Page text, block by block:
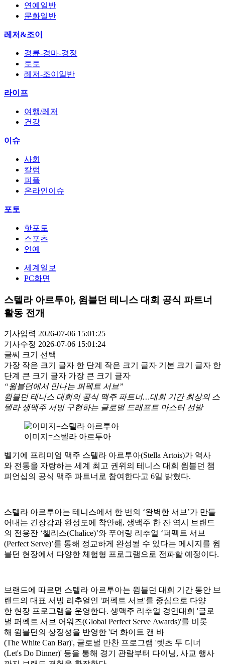
연예일반
문화일반
레저&조이
경륜-경마-경정
토토
레저-조이일반
라이프
여행/레저
건강
이슈
사회
칼럼
피플
온라인이슈
포토
핫포토
스포츠
연예
세계일보
PC화면
스텔라 아르투아, 윔블던 테니스 대회 공식 파트너
활동 전개
기사입력 2026-07-06 15:01:25
기사수정 2026-07-06 15:01:24
글씨 크기 선택
가장 작은 크기 글자 한 단계 작은 크기 글자 기본 크기 글자 한
단계 큰 크기 글자 가장 큰 크기 글자
“윔블던에서 만나는 퍼펙트 서브”
윔블던 테니스 대회의 공식 맥주 파트너…대회 기간 최상의 스
텔라 생맥주 서빙 구현하는 글로벌 드래프트 마스터 선발
이미지=스텔라 아르투아
벨기에 프리미엄 맥주 스텔라 아르투아(Stella Artois)가 역사
와 전통을 자랑하는 세계 최고 권위의 테니스 대회 윔블던 챔
피언십의 공식 맥주 파트너로 참여한다고 6일 밝혔다.
스텔라 아르투아는 테니스에서 한 번의 ‘완벽한 서브’가 만들
어내는 긴장감과 완성도에 착안해, 생맥주 한 잔 역시 브랜드
의 전용잔 ‘챌리스(Chalice)’와 푸어링 리추얼 ‘퍼펙트 서브
(Perfect Serve)’를 통해 정교하게 완성될 수 있다는 메시지를 윔
블던 현장에서 다양한 체험형 프로그램으로 전파할 예정이다.
브랜드에 따르면 스텔라 아르투아는 윔블던 대회 기간 동안 브
랜드의 대표 서빙 리추얼인 '퍼펙트 서브'를 중심으로 다양
한 현장 프로그램을 운영한다. 생맥주 리추얼 경연대회 '글로
벌 퍼펙트 서브 어워즈(Global Perfect Serve Awards)'를 비롯
해 윔블던의 상징성을 반영한 '더 화이트 캔 바
(The White Can Bar)', 글로벌 만찬 프로그램 '렛츠 두 디너
(Let's Do Dinner)' 등을 통해 경기 관람부터 다이닝, 사교 행사